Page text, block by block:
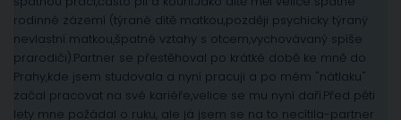
rodinné zázemí (týrané dítě matkou,později psychicky týraný
nevlastní matkou,špatné vztahy s otcem,vychovávaný spíše
prarodiči).Partner se přestěhoval po krátké době ke mně do
Prahy,kde jsem studovala a nyní pracuji a po mém "nátlaku"
začal pracovat na své kariéře,velice se mu nyní daří.Před pěti
lety mne požádal o ruku, ale já jsem se na to necítila-partner